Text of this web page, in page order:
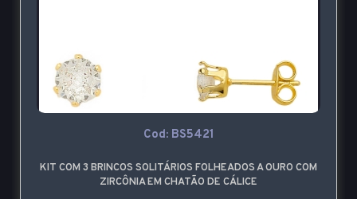
Cod: BS5421
KIT COM 3 BRINCOS SOLITÁRIOS FOLHEADOS A OURO COM
ZIRCÔNIA EM CHATÃO DE CÁLICE